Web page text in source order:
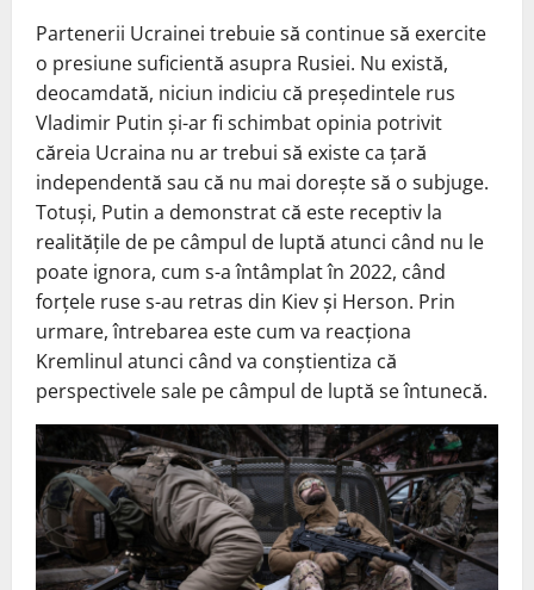
Partenerii Ucrainei trebuie să continue să exercite
o presiune suficientă asupra Rusiei. Nu există,
deocamdată, niciun indiciu că președintele rus
Vladimir Putin și-ar fi schimbat opinia potrivit
căreia Ucraina nu ar trebui să existe ca țară
independentă sau că nu mai dorește să o subjuge.
Totuși, Putin a demonstrat că este receptiv la
realitățile de pe câmpul de luptă atunci când nu le
poate ignora, cum s-a întâmplat în 2022, când
forțele ruse s-au retras din Kiev și Herson. Prin
urmare, întrebarea este cum va reacționa
Kremlinul atunci când va conștientiza că
perspectivele sale pe câmpul de luptă se întunecă.